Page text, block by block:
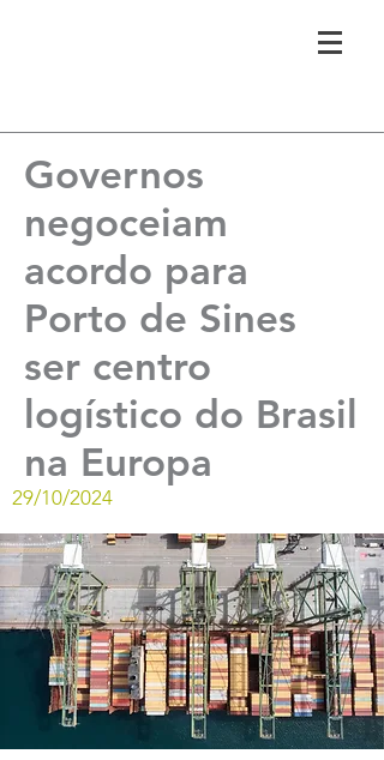
Governos
negoceiam
acordo para
Porto de Sines
ser centro
logístico do Brasil
na Europa
29/10/2024